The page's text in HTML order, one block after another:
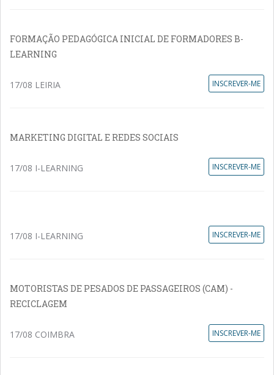
FORMAÇÃO PEDAGÓGICA INICIAL DE FORMADORES B-
LEARNING
17/08 LEIRIA INSCREVER-ME
MARKETING DIGITAL E REDES SOCIAIS
17/08 I-LEARNING INSCREVER-ME
17/08 I-LEARNING INSCREVER-ME
MOTORISTAS DE PESADOS DE PASSAGEIROS (CAM) -
RECICLAGEM
17/08 COIMBRA INSCREVER-ME